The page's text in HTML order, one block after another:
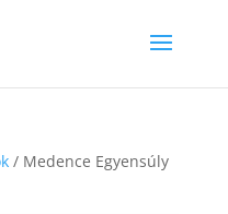
/ Medence Egyensúly